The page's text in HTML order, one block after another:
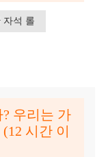
자석 롤
우리는 가
시간 이